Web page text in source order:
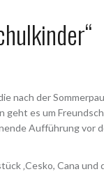
nach der
geht es um
Aufführung vor
‚Cesko, Cana und